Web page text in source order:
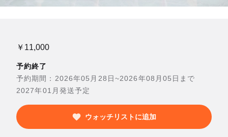
￥11,000
予約終了
予約期間：2026年05月28日~2026年08月05日まで
2027年01月発送予定
ウォッチリストに追加